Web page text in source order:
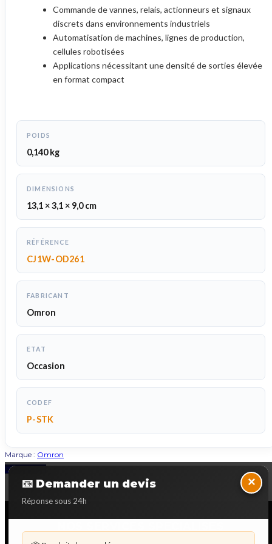
Commande de vannes, relais, actionneurs et signaux
discrets dans environnements industriels
Automatisation de machines, lignes de production,
cellules robotisées
Applications nécessitant une densité de sorties élevée
en format compact
POIDS
0,140 kg
DIMENSIONS
13,1 × 3,1 × 9,0 cm
RÉFÉRENCE
CJ1W-OD261
FABRICANT
Omron
ETAT
Occasion
CODEF
P-STK
Marque : Omron
📧 Demander un devis
Réponse sous 24h
×
Back to Top